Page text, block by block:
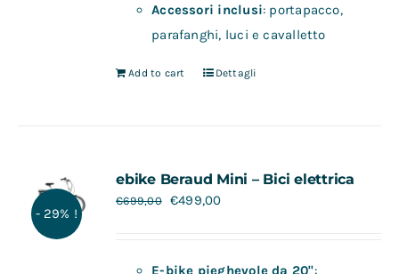
Accessori inclusi: portapacco,
parafanghi, luci e cavalletto
Add to cart Dettagli
- 29% !
ebike Beraud Mini – Bici elettrica
€699,00 €499,00
E-bike pieghevole da 20":